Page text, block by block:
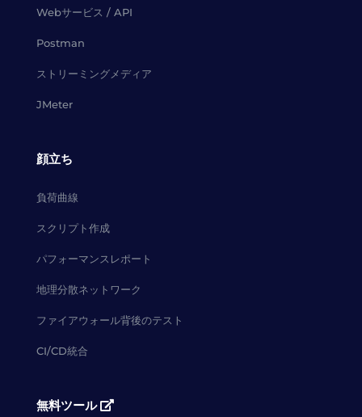
Webサービス / API
Postman
ストリーミングメディア
JMeter
顔立ち
負荷曲線
スクリプト作成
パフォーマンスレポート
地理分散ネットワーク
ファイアウォール背後のテスト
CI/CD統合
無料ツール